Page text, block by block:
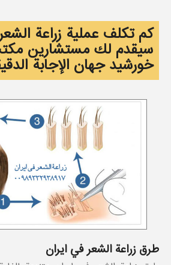
كم تكلف عملية زراعة
سیقدم لك مستشارين
خورشيد جهان الإجابة
طرق زراعة الشعر في ايران